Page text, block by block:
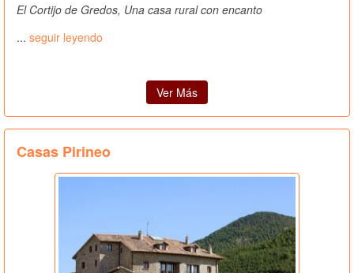
El Cortijo de Gredos, Una casa rural con encanto
... seguir leyendo
Ver Más
Casas Pirineo